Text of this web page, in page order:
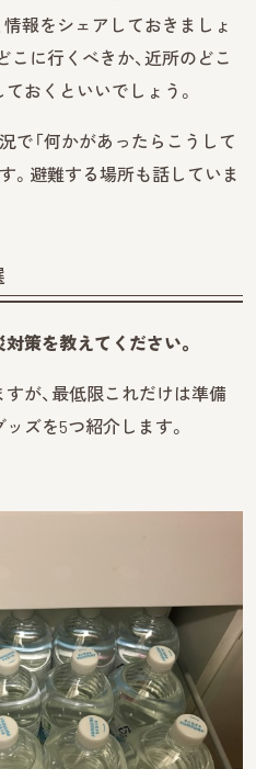
情報をシェアしておきましょ
こに行くべきか、近所のどこ
おくといいでしょう。
で「何かがあったらこうして
。避難する場所も話していま
対策を教えてください。
が、最低限これだけは準備
ズを5つ紹介します。